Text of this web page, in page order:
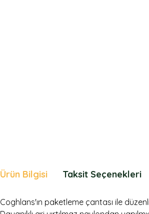
Ürün Bilgisi Taksit Seçenekleri
Coghlans'ın paketleme çantası ile